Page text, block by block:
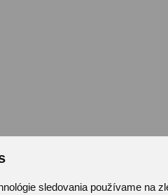
sledovania používame na